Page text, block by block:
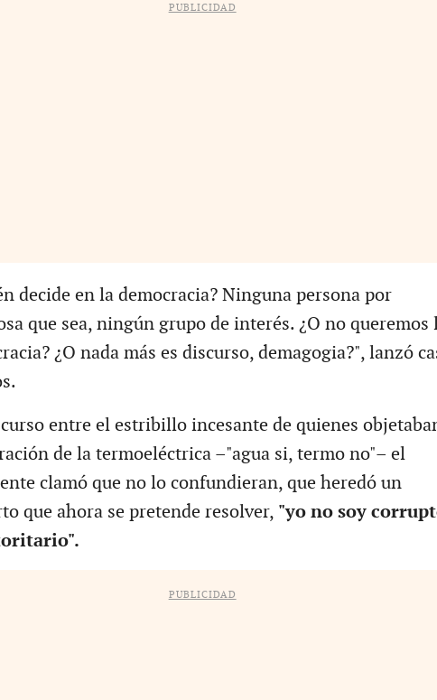
PUBLICIDAD
decide en la democracia? Ninguna persona por
que sea, ningún grupo de interés. ¿O no queremos
¿O nada más es discurso, demagogia?", lanzó
entre el estribillo incesante de quienes
de la termoeléctrica –"agua si, termo no"– el
clamó que no lo confundieran, que heredó un
que ahora se pretende resolver, "yo no soy
PUBLICIDAD